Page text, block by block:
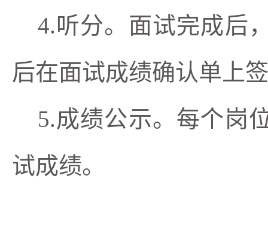
4.听分。面试完成后
后在面试成绩确认单上
5.成绩公示。每个岗
试成绩。